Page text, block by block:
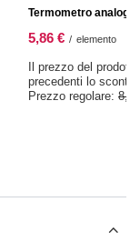
Termometro
5,86 € / elemento
Il prezzo del
precedenti lo
Prezzo regolare: